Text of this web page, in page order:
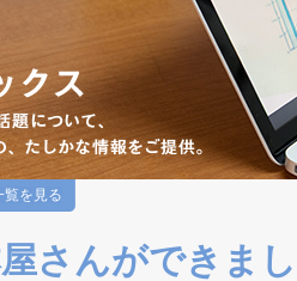
覧を見る
さんができま